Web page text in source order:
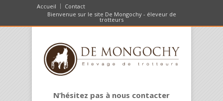
Accueil
Contact
Bienvenue sur le site De Mongochy - éleveur de
trotteurs
N’hésitez pas à nous contacter